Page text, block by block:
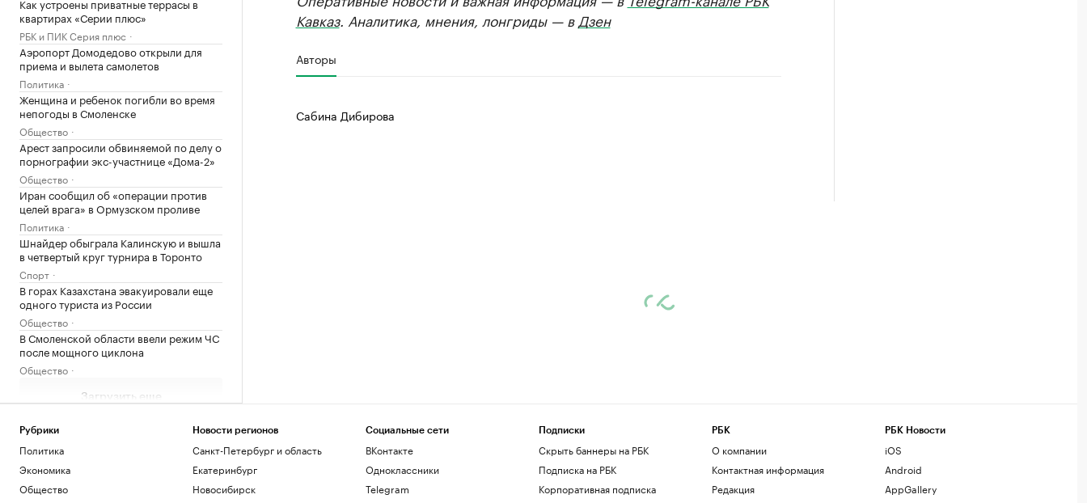
Как устроены приватные террасы в
квартирах «Серии плюс»
РБК и ПИК Серия плюс
Аэропорт Домодедово открыли для
приема и вылета самолетов
Политика
Женщина и ребенок погибли во время
непогоды в Смоленске
Общество
Арест запросили обвиняемой по делу о
порнографии экс-участнице «Дома-2»
Общество
Иран сообщил об «операции против
целей врага» в Ормузском проливе
Политика
Шнайдер обыграла Калинскую и вышла
в четвертый круг турнира в Торонто
Спорт
В горах Казахстана эвакуировали еще
одного туриста из России
Общество
В Смоленской области ввели режим ЧС
после мощного циклона
Общество
Загрузить еще
Кавказ. Аналитика, мнения, лонгриды — в Дзен
Авторы
Сабина Дибирова
Рубрики
Политика
Экономика
Общество
Новости регионов
Санкт-Петербург и область
Екатеринбург
Новосибирск
Социальные сети
ВКонтакте
Одноклассники
Telegram
Подписки
Скрыть баннеры на РБК
Подписка на РБК
Корпоративная подписка
РБК
О компании
Контактная информация
Редакция
РБК Новости
iOS
Android
AppGallery